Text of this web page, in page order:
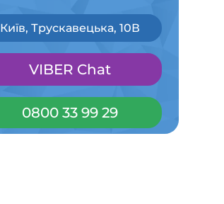
Київ, Трускавецька, 10В
VIBER Chat
0800 33 99 29